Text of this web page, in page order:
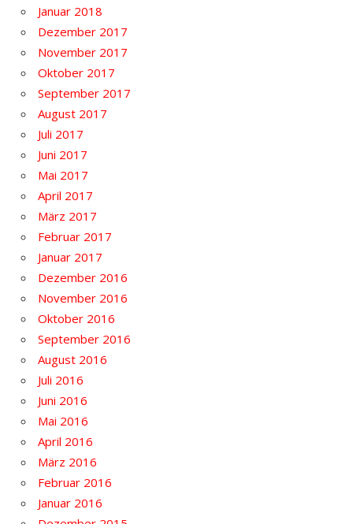
Januar 2018
Dezember 2017
November 2017
Oktober 2017
September 2017
August 2017
Juli 2017
Juni 2017
Mai 2017
April 2017
März 2017
Februar 2017
Januar 2017
Dezember 2016
November 2016
Oktober 2016
September 2016
August 2016
Juli 2016
Juni 2016
Mai 2016
April 2016
März 2016
Februar 2016
Januar 2016